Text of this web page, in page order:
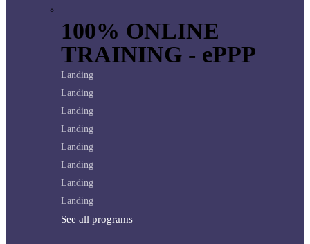
100% ONLINE
TRAINING - ePPP
Landing
Landing
Landing
Landing
Landing
Landing
Landing
Landing
See all programs